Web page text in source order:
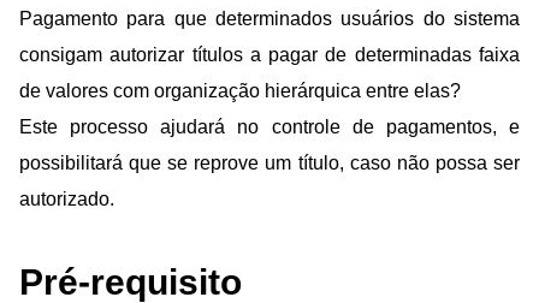
Pagamento para que determinados usuários do sistema
consigam autorizar títulos a pagar de determinadas faixa
de valores com organização hierárquica entre elas?
Este processo ajudará no controle de pagamentos, e
possibilitará que se reprove um título, caso não possa ser
autorizado.
Pré-requisito